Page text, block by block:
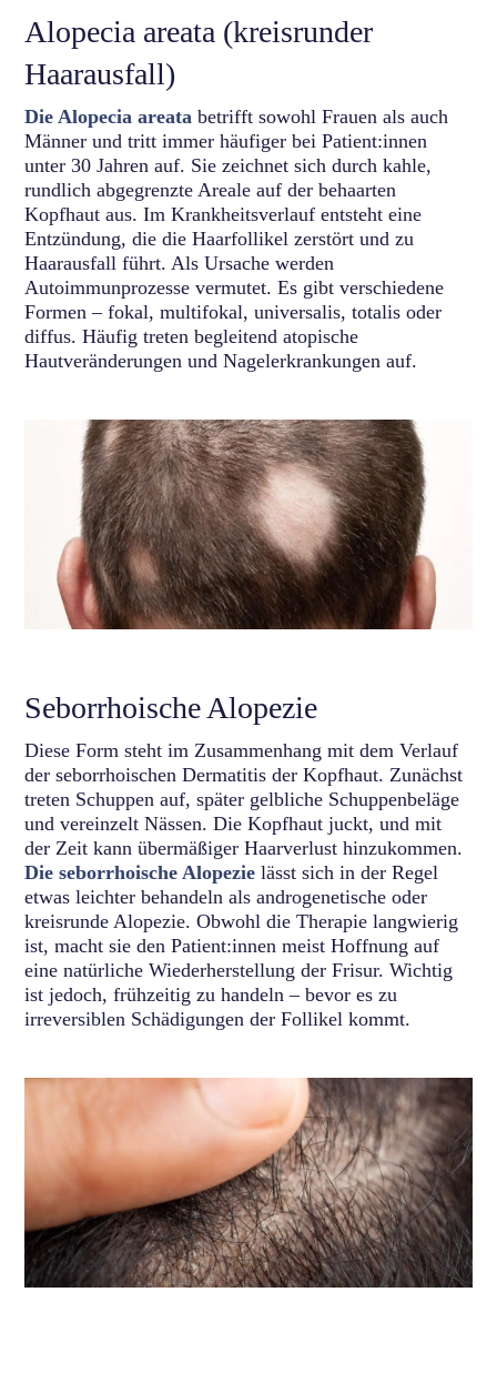
Alopecia areata (kreisrunder
Haarausfall)
Die Alopecia areata betrifft sowohl Frauen als auch
Männer und tritt immer häufiger bei Patient:innen
unter 30 Jahren auf. Sie zeichnet sich durch kahle,
rundlich abgegrenzte Areale auf der behaarten
Kopfhaut aus. Im Krankheitsverlauf entsteht eine
Entzündung, die die Haarfollikel zerstört und zu
Haarausfall führt. Als Ursache werden
Autoimmunprozesse vermutet. Es gibt verschiedene
Formen – fokal, multifokal, universalis, totalis oder
diffus. Häufig treten begleitend atopische
Hautveränderungen und Nagelerkrankungen auf.
Seborrhoische Alopezie
Diese Form steht im Zusammenhang mit dem Verlauf
der seborrhoischen Dermatitis der Kopfhaut. Zunächst
treten Schuppen auf, später gelbliche Schuppenbeläge
und vereinzelt Nässen. Die Kopfhaut juckt, und mit
der Zeit kann übermäßiger Haarverlust hinzukommen.
Die seborrhoische Alopezie lässt sich in der Regel
etwas leichter behandeln als androgenetische oder
kreisrunde Alopezie. Obwohl die Therapie langwierig
ist, macht sie den Patient:innen meist Hoffnung auf
eine natürliche Wiederherstellung der Frisur. Wichtig
ist jedoch, frühzeitig zu handeln – bevor es zu
irreversiblen Schädigungen der Follikel kommt.